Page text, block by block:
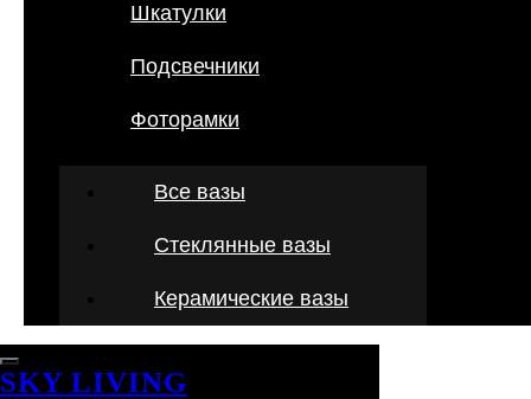
Шкатулки
Подсвечники
Фоторамки
Все вазы
Стеклянные вазы
Керамические вазы
SKY LIVING